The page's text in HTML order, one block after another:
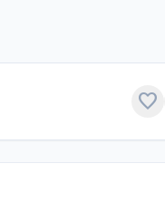
favorite